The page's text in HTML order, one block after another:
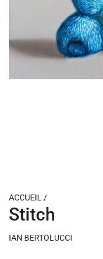
ACCUEIL/
Stitch
IAN BERTOLUCCI